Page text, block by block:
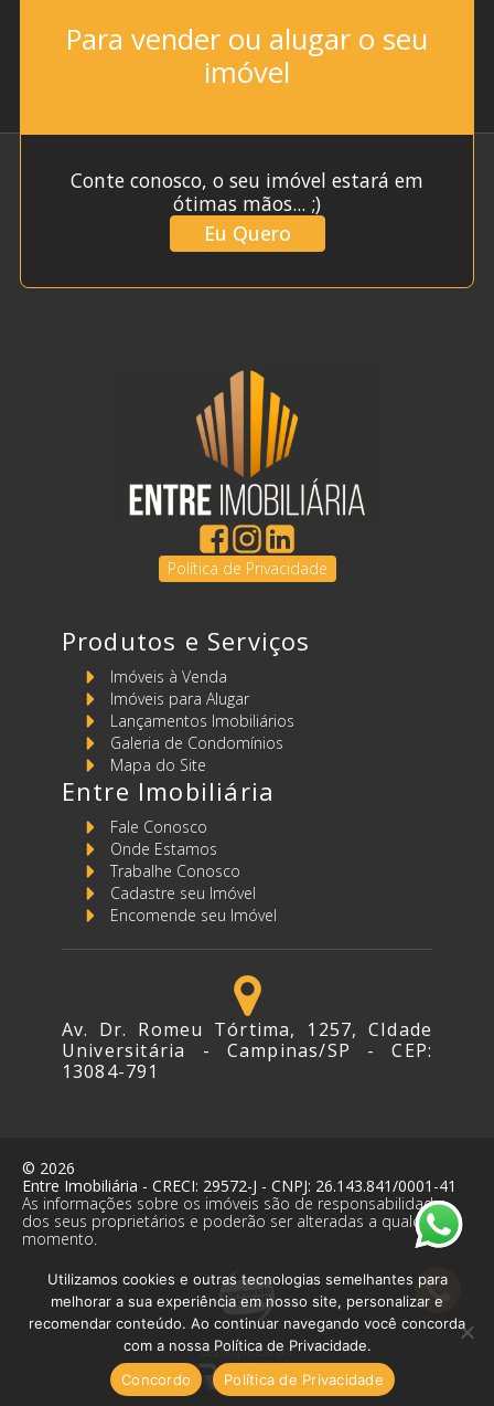
Para vender ou alugar o seu
imóvel
Conte conosco, o seu imóvel estará em
ótimas mãos... ;)
Eu Quero
Política de Privacidade
Produtos e Serviços
Imóveis à Venda
Imóveis para Alugar
Lançamentos Imobiliários
Galeria de Condomínios
Mapa do Site
Entre Imobiliária
Fale Conosco
Onde Estamos
Trabalhe Conosco
Cadastre seu Imóvel
Encomende seu Imóvel
Av. Dr. Romeu Tórtima, 1257, CIdade
Universitária - Campinas/SP - CEP:
13084-791
© 2026
Entre Imobiliária - CRECI: 29572-J - CNPJ: 26.143.841/0001-41
As informações sobre os imóveis são de responsabilidade
dos seus proprietários e poderão ser alteradas a qualquer
momento.
Descomplicado por:
Utilizamos cookies e outras tecnologias semelhantes para
melhorar a sua experiência em nosso site, personalizar e
recomendar conteúdo. Ao continuar navegando você concorda
com a nossa Política de Privacidade.
Concordo
Política de Privacidade